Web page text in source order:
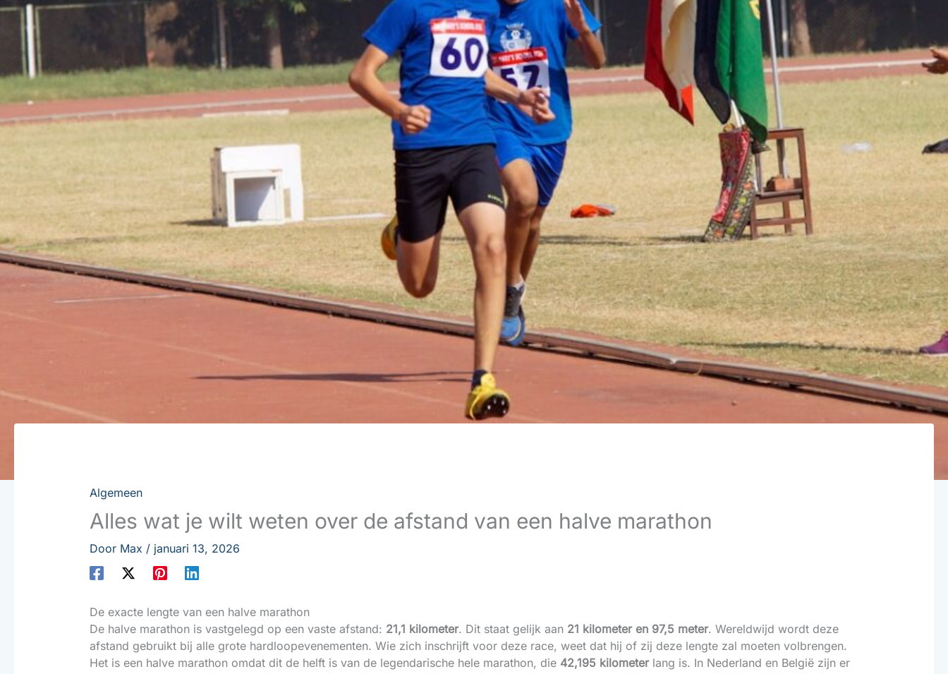
Algemeen
Alles wat je wilt weten over de afstand van een halve marathon
Door Max / januari 13, 2026
De exacte lengte van een halve marathon
De halve marathon is vastgelegd op een vaste afstand: 21,1 kilometer. Dit staat gelijk aan 21 kilometer en 97,5 meter. Wereldwijd wordt deze
afstand gebruikt bij alle grote hardloopevenementen. Wie zich inschrijft voor deze race, weet dat hij of zij deze lengte zal moeten volbrengen.
Het is een halve marathon omdat dit de helft is van de legendarische hele marathon, die 42,195 kilometerlang is. In Nederland en België zijn er